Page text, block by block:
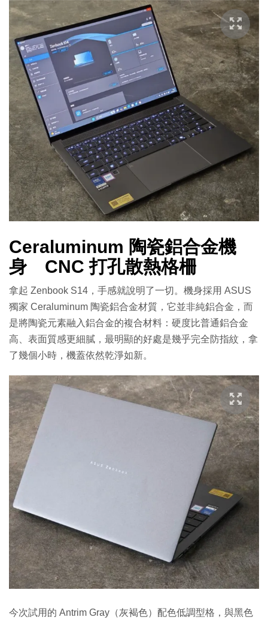
Ceraluminum 陶瓷鋁合金機
身 CNC 打孔散熱格柵
拿起 Zenbook S14，手感就說明了一切。機身採用 ASUS
獨家 Ceraluminum 陶瓷鋁合金材質，它並非純鋁合金，而
是將陶瓷元素融入鋁合金的複合材料：硬度比普通鋁合金
高、表面質感更細膩，最明顯的好處是幾乎完全防指紋，拿
了幾個小時，機蓋依然乾淨如新。
今次試用的 Antrim Gray（灰褐色）配色低調型格，與黑色